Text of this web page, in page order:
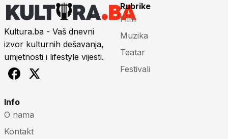
Kultura.ba - Vaš dnevni
izvor kulturnih dešavanja,
umjetnosti i lifestyle vijesti.
Rubrike
Film
Muzika
Teatar
Festivali
Info
O nama
Kontakt